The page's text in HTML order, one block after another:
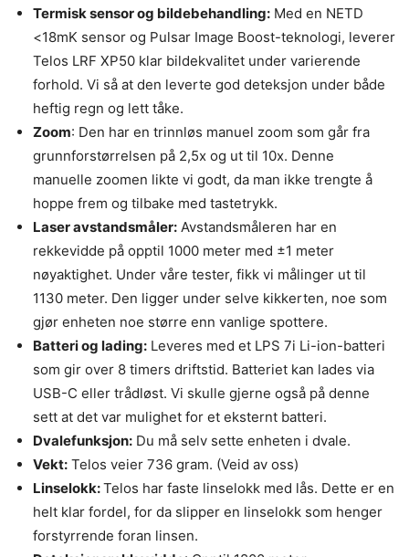
Termisk sensor og bildebehandling: Med en NETD
<18mK sensor og Pulsar Image Boost-teknologi, leverer
Telos LRF XP50 klar bildekvalitet under varierende
forhold. Vi så at den leverte god deteksjon under både
heftig regn og lett tåke.
Zoom: Den har en trinnløs manuel zoom som går fra
grunnforstørrelsen på 2,5x og ut til 10x. Denne
manuelle zoomen likte vi godt, da man ikke trengte å
hoppe frem og tilbake med tastetrykk.
Laser avstandsmåler: Avstandsmåleren har en
rekkevidde på opptil 1000 meter med ±1 meter
nøyaktighet. Under våre tester, fikk vi målinger ut til
1130 meter. Den ligger under selve kikkerten, noe som
gjør enheten noe større enn vanlige spottere.
Batteri og lading: Leveres med et LPS 7i Li-ion-batteri
som gir over 8 timers driftstid. Batteriet kan lades via
USB-C eller trådløst. Vi skulle gjerne også på denne
sett at det var mulighet for et eksternt batteri.
Dvalefunksjon: Du må selv sette enheten i dvale.
Vekt: Telos veier 736 gram. (Veid av oss)
Linselokk:Telos har faste linselokk med lås. Dette er en
helt klar fordel, for da slipper en linselokk som henger
forstyrrende foran linsen.